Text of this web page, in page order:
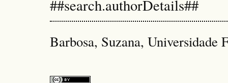
##search.authorDetails##
Barbosa, Suzana, Universidade